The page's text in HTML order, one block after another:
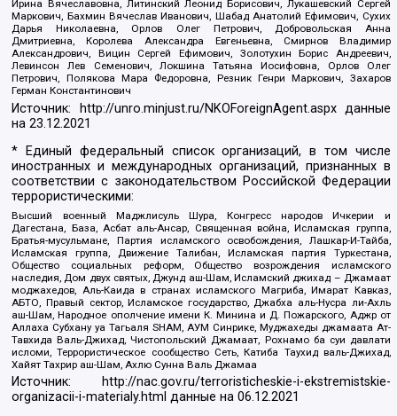
Ирина Вячеславовна, Литинский Леонид Борисович, Лукашевский Сергей
Маркович, Бахмин Вячеслав Иванович, Шабад Анатолий Ефимович, Сухих
Дарья Николаевна, Орлов Олег Петрович, Добровольская Анна
Дмитриевна, Королева Александра Евгеньевна, Смирнов Владимир
Александрович, Вицин Сергей Ефимович, Золотухин Борис Андреевич,
Левинсон Лев Семенович, Локшина Татьяна Иосифовна, Орлов Олег
Петрович, Полякова Мара Федоровна, Резник Генри Маркович, Захаров
Герман Константинович
Источник: http://unro.minjust.ru/NKOForeignAgent.aspxданные
на23.12.2021
* Единый федеральный список организаций, в том числе
иностранных и международных организаций, признанных в
соответствии с законодательством Российской Федерации
террористическими:
Высший военный Маджлисуль Шура, Конгресс народов Ичкерии и
Дагестана, База, Асбат аль-Ансар, Священная война, Исламская группа,
Братья-мусульмане, Партия исламского освобождения, Лашкар-И-Тайба,
Исламская группа, Движение Талибан, Исламская партия Туркестана,
Общество социальных реформ, Общество возрождения исламского
наследия, Дом двух святых, Джунд аш-Шам, Исламский джихад – Джамаат
моджахедов, Аль-Каида в странах исламского Магриба, Имарат Кавказ,
АБТО, Правый сектор, Исламское государство, Джабха аль-Нусра ли-Ахль
аш-Шам, Народное ополчение имени К. Минина и Д. Пожарского, Аджр от
Аллаха Субхану уа Тагьаля SHAM, АУМ Синрике, Муджахеды джамаата Ат-
Тавхида Валь-Джихад, Чистопольский Джамаат, Рохнамо ба суи давлати
исломи, Террористическое сообщество Сеть, Катиба Таухид валь-Джихад,
Хайят Тахрир аш-Шам, Ахлю Сунна Валь Джамаа
Источник:
http://nac.gov.ru/terroristicheskie-i-ekstremistskie-
organizacii-i-materialy.html данные на06.12.2021